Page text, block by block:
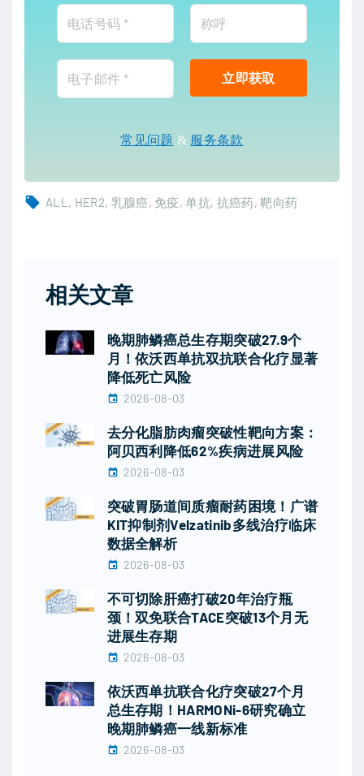
常见问题 & 服务条款
ALL HER2 乳腺癌 免疫 单抗 抗癌药 靶向药
相关文章
晚期肺鳞癌总生存期突破27.9个
月！依沃西单抗双抗联合化疗显著
降低死亡风险
2026-08-03
去分化脂肪肉瘤突破性靶向方案：
阿贝西利降低62%疾病进展风险
2026-08-03
突破胃肠道间质瘤耐药困境！广谱
KIT抑制剂Velzatinib多线治疗临床
数据全解析
2026-08-03
不可切除肝癌打破20年治疗瓶
颈！双免联合TACE突破13个月无
进展生存期
2026-08-03
依沃西单抗联合化疗突破27个月
总生存期！HARMONi-6研究确立
晚期肺鳞癌一线新标准
2026-08-03